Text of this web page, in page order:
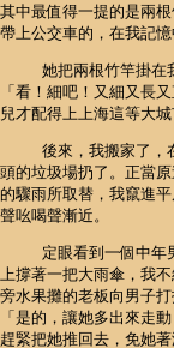
其中最值得一提的是兩
帶上公交車的，在我記
她把兩根竹竿掛在
「看！細吧！又細又長
兒才配得上上海這等大
後來，我搬家了，
頭的垃圾場扔了。正當
的驟雨所取替，我竄進
聲吆喝聲漸近。
定眼看到一個中年
上撐著一把大雨傘，我
旁水果攤的老板向男子
「是的，讓她多出來走
趕緊把她推回去，免她